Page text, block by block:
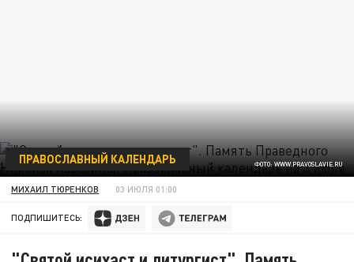
ФОТО: WWW.PRAVOSLAVIE.RU
ПРАВОСЛАВНЫЙ КАЛЕНДАРЬ
МИХАИЛ ТЮРЕНКОВ 03 ИЮЛЯ 01:00
ПОДПИШИТЕСЬ: